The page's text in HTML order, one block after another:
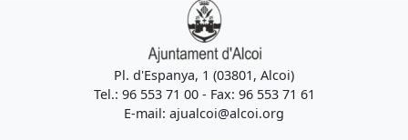
Pl. d'Espanya, 1 (03801, Alcoi)
Tel.: 96 553 71 00 - Fax: 96 553 71 61
E-mail: ajualcoi@alcoi.org